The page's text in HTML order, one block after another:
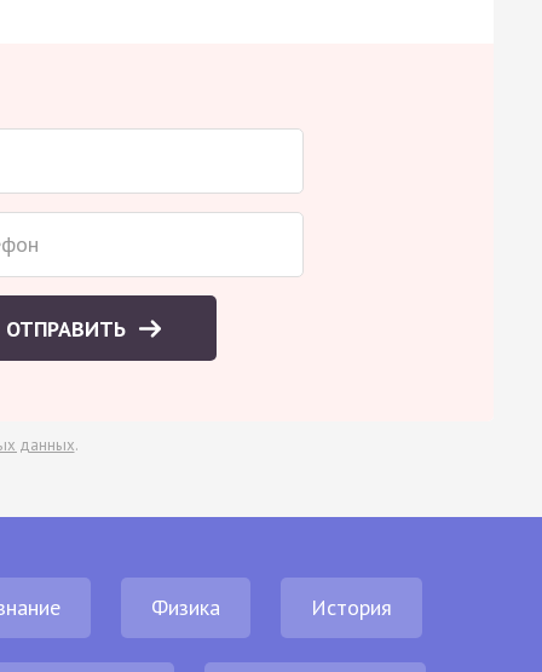
ОТПРАВИТЬ
данных.
Физика История